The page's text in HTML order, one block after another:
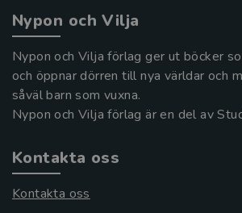
Nypon och Vilja
Nypon och Vilja förlag ger ut böcker
och öppnar dörren till nya världar och
såväl barn som vuxna.
Nypon och Vilja förlag är en del av
Kontakta oss
Kontakta oss